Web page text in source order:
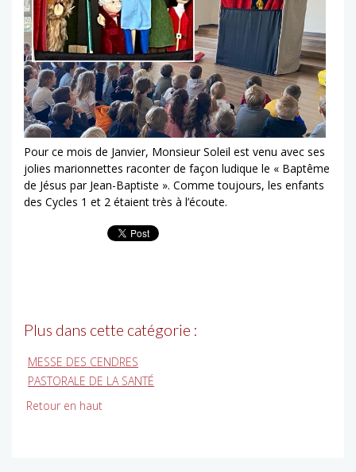
Pour ce mois de Janvier, Monsieur Soleil est venu avec ses
jolies marionnettes raconter de façon ludique le « Baptême
de Jésus par Jean-Baptiste ». Comme toujours, les enfants
des Cycles 1 et 2 étaient très à l’écoute.
Plus dans cette catégorie :
MESSE DES CENDRES
PASTORALE DE LA SANTÉ
Retour en haut